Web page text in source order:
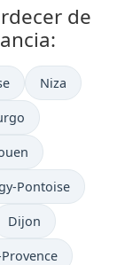
de
Niza
Pontoise
Dijon